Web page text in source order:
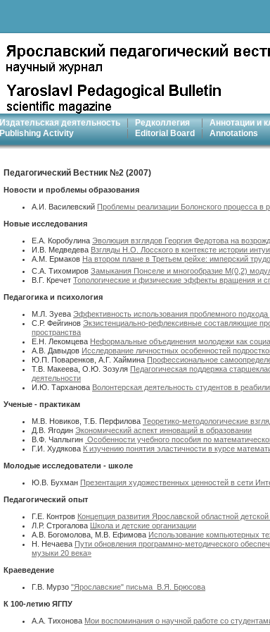
Издательская деятельность
Publishing Activity
Редколлегия
Editorial Board
Аннотации и
Annotations
Педагогический Вестник №2 (2007)
Новости и проблемы образования
А.И. Василевский Проблемы реализации Болонского процесса в
Новые исследования
Е.А. Коробулина Эволюция взглядов Георгия Федотова на
И.В. Медведева Взгляды Н.О. Лосского в контексте истории
А.М. Ермаков На втором плане в Третьем рейхе: имперский
С.А. Тихомиров Замыкания Понселе и многообразие М(0,2)
В.Г. Кречет Топологические и физические эффекты вращения и
Педагогика и психология
М.Л. Зуева Эффективность использования проблемного
С.Р. Фейгинов Экзистенциально-рефлексивные составляющие
пространства
Е.Н. Лекомцева Неформальные объединения молодежи как
А.В. Давыдов Исследование личностных особенностей
Ю.П. Поваренков, А.Г. Хаймина Профессиональное
Т.В. Макеева, О.Ю. Зозуля Педагогическая поддержка
деятельности
И.Ю. Тарханова Волонтерская деятельность студентов в
Ученые - практикам
М.В. Новиков, Т.Б. Перфилова Теоретико-методологические
Д.В. Ягодин Экономический аспект инноваций в образовании
В.Ф. Чаплыгин Особенности учебного пособия по
Г.И. Худякова К изучению понятия эластичности в курсе
Молодые исследователи - школе
Ю.В. Бухман Презентация художественных ценностей в сети
Педагогический опыт
Г.Е. Контров Концепция развития Ярославской областной
Л.Р. Строгалова Школа и детские организации
А.В. Богомолова, М.В. Ефимова Использование компьютерных
Н. Нечаева Пути обновления программно-методического
музыки 20 века»
Краеведение
Г.В. Мурзо "Ярославские" письма В.Я. Брюсова
К 100-летию ЯГПУ
А.А. Тихонова Мои воспоминания о научной работе со